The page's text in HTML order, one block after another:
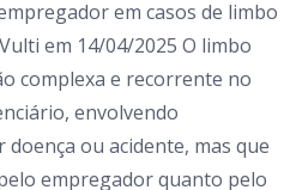
em casos de limbo
em 14/04/2025 O limbo
complexa e recorrente no
envolvendo
ou acidente, mas que
empregador quanto pelo